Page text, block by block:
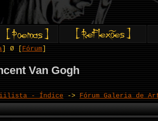
] Ø [ Fórum
Van Gogh
- Índice -> Fórum Galeria de